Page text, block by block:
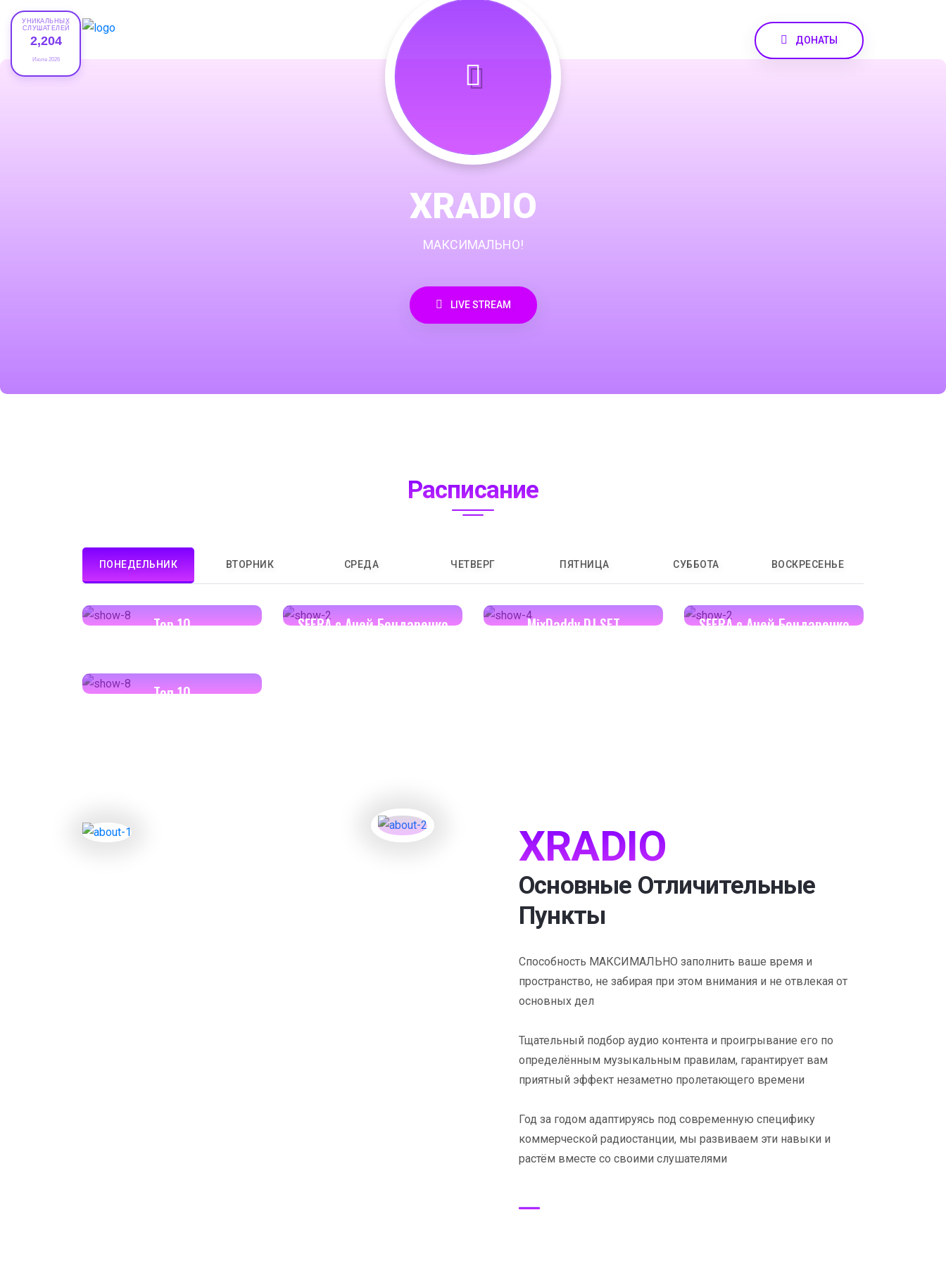
УНИКАЛЬНЫХ
СЛУШАТЕЛЕЙ
2,204
Июле 2026
ДОНАТЫ
XRADIO
МАКСИМАЛЬНО!
LIVE STREAM
Расписание
ПОНЕДЕЛЬНИК ВТОРНИК СРЕДА ЧЕТВЕРГ ПЯТНИЦА СУББОТА ВОСКРЕСЕНЬЕ
Top 10
SFERA с Аней Бондаренко
MixDaddy DJ SET
SFERA с Аней Бондаренко
Toп 10
XRADIO
Основные Отличительные
Пункты
Способность МАКСИМАЛЬНО заполнить ваше время и
пространство, не забирая при этом внимания и не отвлекая от
основных дел
Тщательный подбор аудио контента и проигрывание его по
определённым музыкальным правилам, гарантирует вам
приятный эффект незаметно пролетающего времени
Год за годом адаптируясь под современную специфику
коммерческой радиостанции, мы развиваем эти навыки и
растём вместе со своими слушателями